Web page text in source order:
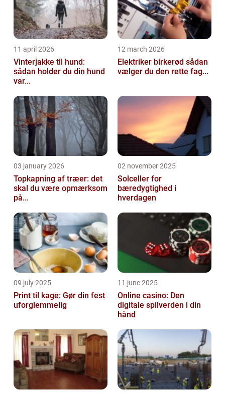
11 april 2026
Vinterjakke til hund:
sådan holder du din hund
var...
12 march 2026
Elektriker birkerød sådan
vælger du den rette fag...
03 january 2026
Topkapning af træer: det
skal du være opmærksom
på...
02 november 2025
Solceller for
bæredygtighed i
hverdagen
09 july 2025
Print til kage: Gør din fest
uforglemmelig
11 june 2025
Online casino: Den
digitale spilverden i din
hånd